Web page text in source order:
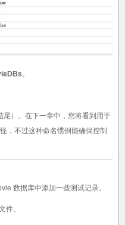
。
）。在下一章中，您将看到用于
，不过这种命名惯例能确保控制
数据库中添加一些测试记录。
件。